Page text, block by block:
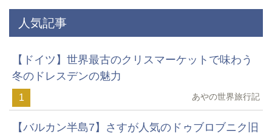
人気記事
【ドイツ】世界最古のクリスマーケットで味わう
冬のドレスデンの魅力
1 あやの世界旅行記
【バルカン半島7】さすが人気のドゥブロブニク旧